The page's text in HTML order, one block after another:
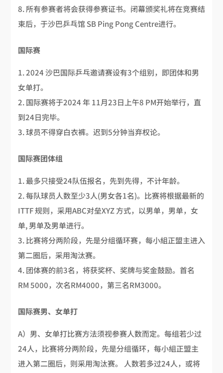
所有参赛者将会获得参赛证书。闭幕颁奖礼将在竞赛结
束后，于沙巴乒乓馆 SB Ping Pong Centre进行。
国际赛
2024 沙巴国际乒乓邀请赛设有3个组别，即团体和男
女单打。
国际赛将于2024 年 11月23日上午8 PM开始举行，直
到24日完毕。
球员不得穿白衣裤。迟到5分钟当弃权论。
国际赛团体组
最多只接受24队伍报名，先到先得，不计年龄。
每队球员人数至少3人(男女各1名)。比赛将根据最新的
ITTF 规则，采用ABC对垒XYZ 方式，以男单，男单，女
单, 男单及男单进行。
比赛将分两阶段，先是分组循环赛，每小組正盟主进入
第二圈后，采用淘汰赛。
团体赛的前3名，将获奖杯、奖牌与奖金鼓励。首名
RM 5000，次名RM4000，第三名RM3000。
国际赛男、 女单打
A）男、女单打比赛方法须视参赛人数而定。每组若少过
24人，比赛将分两阶段，先是分组循环，每小組正盟主
进入第二圈后，则采用淘汰赛。 人数若多过24人，或将